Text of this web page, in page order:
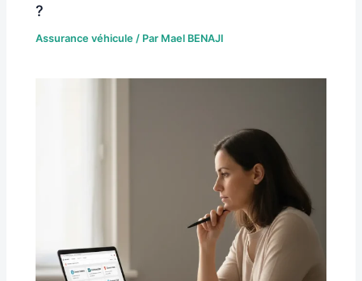
?
Assurance véhicule / Par Mael BENAJI